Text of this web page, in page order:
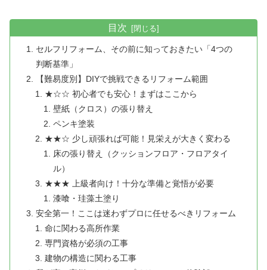
目次
セルフリフォーム、その前に知っておきたい「4つの
判断基準」
【難易度別】DIYで挑戦できるリフォーム範囲
★☆☆ 初心者でも安心！まずはここから
壁紙（クロス）の張り替え
ペンキ塗装
★★☆ 少し頑張れば可能！見栄えが大きく変わる
床の張り替え（クッションフロア・フロアタイ
ル）
★★★ 上級者向け！十分な準備と覚悟が必要
漆喰・珪藻土塗り
安全第一！ここは迷わずプロに任せるべきリフォーム
命に関わる高所作業
専門資格が必須の工事
建物の構造に関わる工事